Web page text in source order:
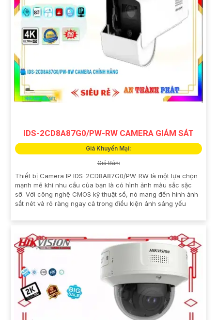
IDS-2CD8A87G0/PW-RW CAMERA GIÁM SÁT
Giá Khuyến Mại:
Giá Bán:
Thiết bị Camera IP IDS-2CD8A87G0/PW-RW là một lựa chọn
mạnh mẽ khi nhu cầu của bạn là có hình ảnh màu sắc sặc
sỡ. Với công nghệ CMOS kỹ thuật số, nó mang đến hình ảnh
sắt nét và rõ ràng ngay cả trong điều kiện ánh sáng yếu